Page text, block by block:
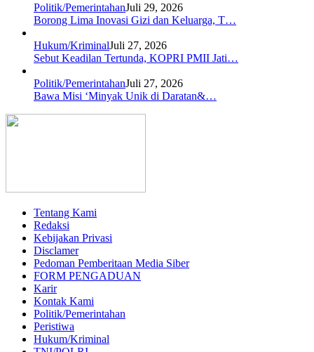
Politik/PemerintahanJuli 29, 2026
Borong Lima Inovasi Gizi dan Keluarga, T…
Hukum/KriminalJuli 27, 2026
Sebut Keadilan Tertunda, KOPRI PMII Jati…
Politik/PemerintahanJuli 27, 2026
Bawa Misi ‘Minyak Unik di Daratan&…
Tentang Kami
Redaksi
Kebijakan Privasi
Disclamer
Pedoman Pemberitaan Media Siber
FORM PENGADUAN
Karir
Kontak Kami
Politik/Pemerintahan
Peristiwa
Hukum/Kriminal